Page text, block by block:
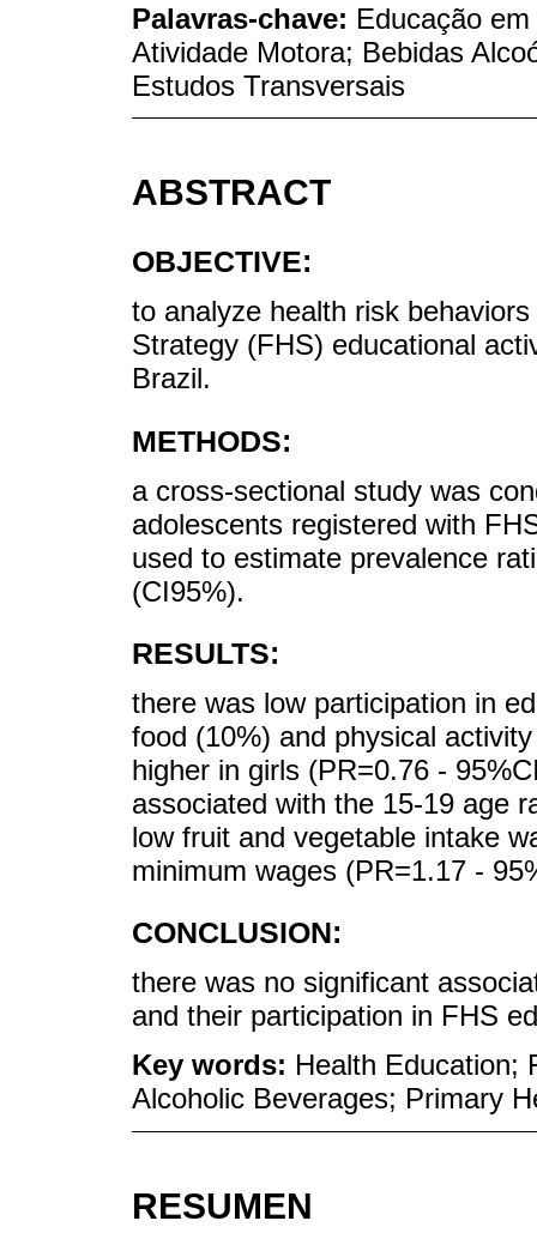
Palavras-chave: Educação
Atividade Motora; Bebidas
Estudos Transversais
ABSTRACT
OBJECTIVE:
to analyze health risk
Strategy (FHS) educational
Brazil.
METHODS:
a cross-sectional study was
adolescents registered with
used to estimate prevalence
(CI95%).
RESULTS:
there was low participation in
food (10%) and physical
higher in girls (PR=0.76 -
associated with the 15-19 age
low fruit and vegetable intake
minimum wages (PR=1.17 -
CONCLUSION:
there was no significant
and their participation in FHS
Key words: Health Education;
Alcoholic Beverages; Primary
RESUMEN